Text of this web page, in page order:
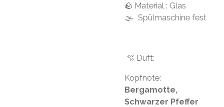
🪨 Material : Glas
🌫 Spülmaschine fest
🫧 Duft:
Kopfnote:
Bergamotte,
Schwarzer Pfeffer